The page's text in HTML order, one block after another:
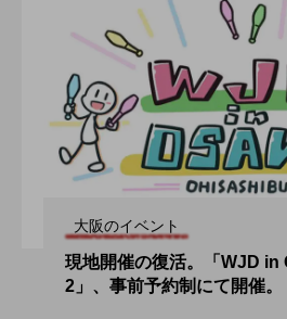
大阪のイベント
現地開催の復活。「WJD in
2」、事前予約制にて開催。